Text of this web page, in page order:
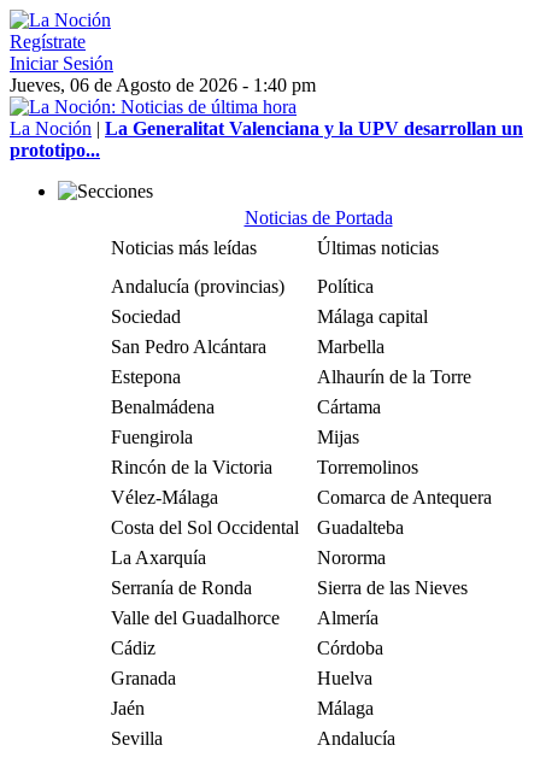
Regístrate
Iniciar Sesión
Jueves, 06 de Agosto de 2026 - 1:40 pm
La Noción | La Generalitat Valenciana y la UPV desarrollan un
prototipo...
Noticias de Portada
Noticias más leídas
Últimas noticias
Andalucía (provincias)
Política
Sociedad
Málaga capital
San Pedro Alcántara
Marbella
Estepona
Alhaurín de la Torre
Benalmádena
Cártama
Fuengirola
Mijas
Rincón de la Victoria
Torremolinos
Vélez-Málaga
Comarca de Antequera
Costa del Sol Occidental
Guadalteba
La Axarquía
Nororma
Serranía de Ronda
Sierra de las Nieves
Valle del Guadalhorce
Almería
Cádiz
Córdoba
Granada
Huelva
Jaén
Málaga
Sevilla
Andalucía